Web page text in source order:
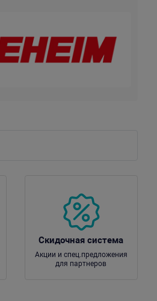
Скидочная система
Акции и спец.предложения
для партнеров